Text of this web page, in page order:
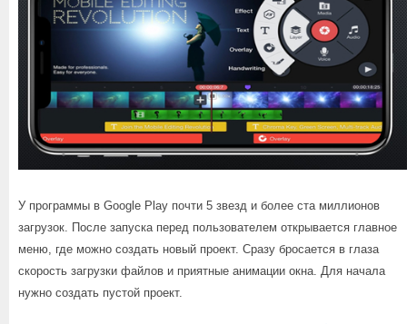
У программы в Google Play почти 5 звезд и более ста миллионов
загрузок. После запуска перед пользователем открывается главное
меню, где можно создать новый проект. Сразу бросается в глаза
скорость загрузки файлов и приятные анимации окна. Для начала
нужно создать пустой проект.